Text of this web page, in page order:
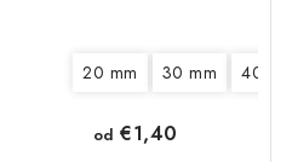
20 mm 30 mm 40 mm
od €1,40